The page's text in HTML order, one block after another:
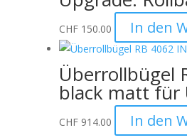
CHF150.00 In den
Überrollbügel
black matt für
CHF914.00 In den